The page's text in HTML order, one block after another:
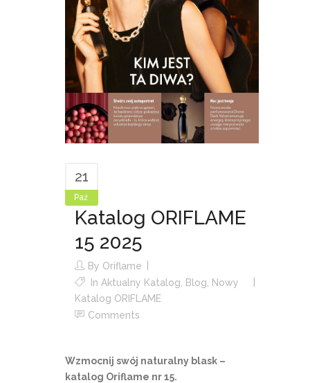
21
Paź
Katalog ORIFLAME
15 2025
By Oriflame
In Aktualny Katalog Blog Nowy
Katalog ORIFLAME
Comments
Wzmocnij swój naturalny blask –
katalog Oriflame nr 15.